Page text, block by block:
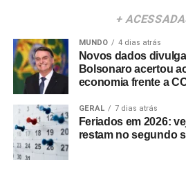
+
MUNDO 4 dias atrás
Novos dados
Bolsonaro acertou
economia frente a
GERAL 7 dias atrás
Feriados em 2026:
restam no segundo